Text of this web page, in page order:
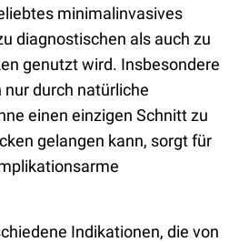
minimalinvasives
diagnostischen als auch zu
genutzt wird. Insbesondere
durch natürliche
einen einzigen Schnitt zu
gelangen kann, sorgt für
Indikationen, die von